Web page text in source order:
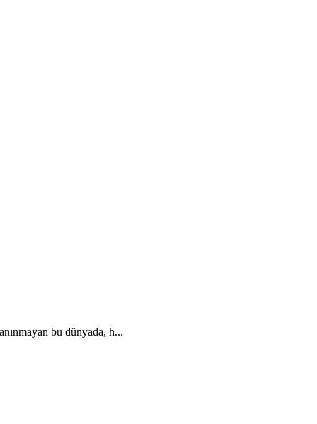
bu dünyada, h...